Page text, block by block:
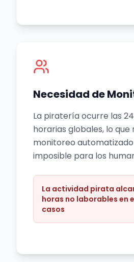
Necesidad de
La piratería ocurre las
horarias globales, lo que
monitoreo
imposible para los
La actividad pirata
horas no laborables en
casos